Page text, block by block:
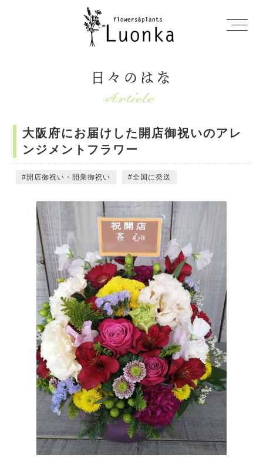
日々のはな
大阪府にお届けした開店御祝いのアレ
ンジメントフラワー
開店御祝い・開業御祝い 全国に発送